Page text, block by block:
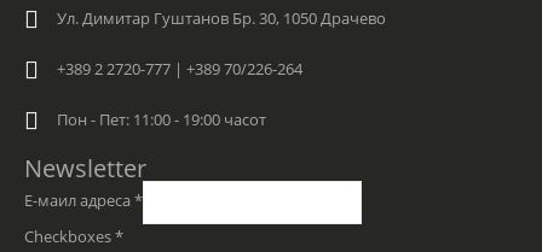
Ул. Димитар Гуштанов Бр. 30, 1050 Драчево
+389 2 2720-777 | +389 70/226-264
Пон - Пет: 11:00 - 19:00 часот
Newsletter
Е-маил адреса *
Checkboxes*